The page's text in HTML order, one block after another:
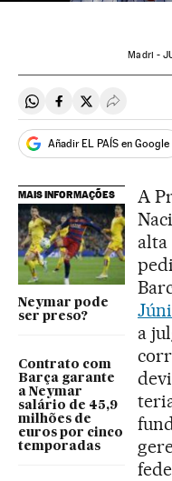
Madri -
Compartir en Whatsapp
Compartir en
Compartir en
Añadir EL PAÍS en Google
MAIS INFORMAÇÕES
Neymar pode
ser preso?
Contrato com
Barça garante
a Neymar
salário de 45,9
milhões de
euros por cinco
temporadas
A
alta
a